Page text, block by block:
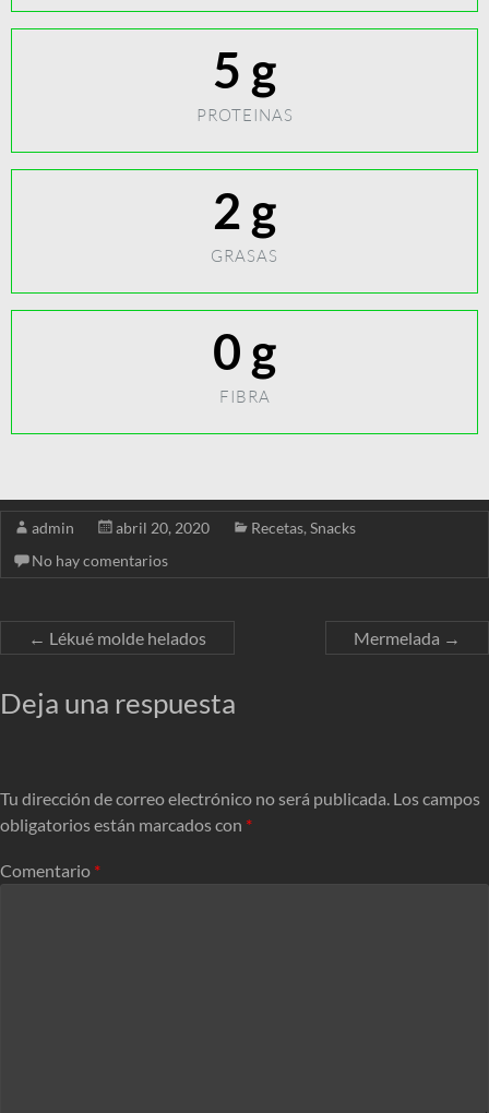
PROTEINAS
5 g
GRASAS
2 g
FIBRA
0 g
admin abril 20, 2020 Recetas, Snacks
No hay comentarios
← Lékué molde helados Mermelada →
Deja una respuesta
Tu dirección de correo electrónico no será publicada. Los campos
obligatorios están marcados con *
Comentario *